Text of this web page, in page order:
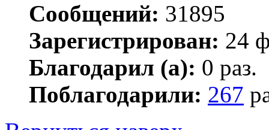
Сообщений: 31895
Зарегистрирован: 24
Благодарил (а): 0 раз.
Поблагодарили: 267